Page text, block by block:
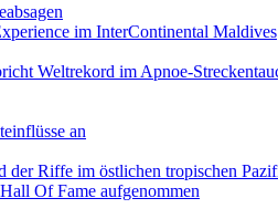
im InterContinental Maldives
Weltrekord im Apnoe-
an
der Riffe im östlichen tropischen
Of Fame aufgenommen